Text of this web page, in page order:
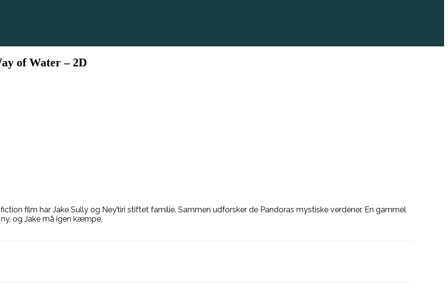
of Water – 2D
film har Jake Sully og Ney’tiri stiftet familie. Sammen udforsker de Pandoras mystiske verdener. En gammel
og Jake må igen kæmpe.